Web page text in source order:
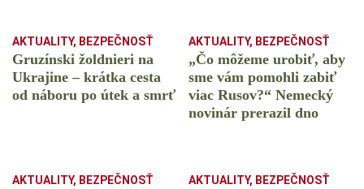
AKTUALITY, BEZPEČNOSŤ
Gruzínski žoldnieri na
Ukrajine – krátka cesta
od náboru po útek a smrť
AKTUALITY, BEZPEČNOSŤ
„Čo môžeme urobiť, aby
sme vám pomohli zabiť
viac Rusov?“ Nemecký
novinár prerazil dno
AKTUALITY, BEZPEČNOSŤ AKTUALITY, BEZPEČNOSŤ